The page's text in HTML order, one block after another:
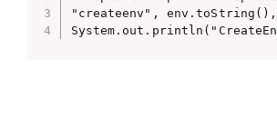
"createenv",